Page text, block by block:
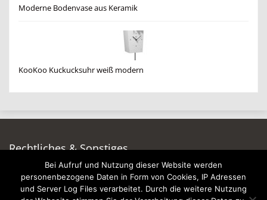
Moderne Bodenvase aus Keramik
KooKoo Kuckucksuhr weiß modern
Rechtliches & Sonstiges
Auf dieser Seite werben
Datenschutzerklärung
Bei Aufruf und Nutzung dieser Website werden
personenbezogene Daten in Form von Cookies, IP Adressen
und Server Log Files verarbeitet. Durch die weitere Nutzung